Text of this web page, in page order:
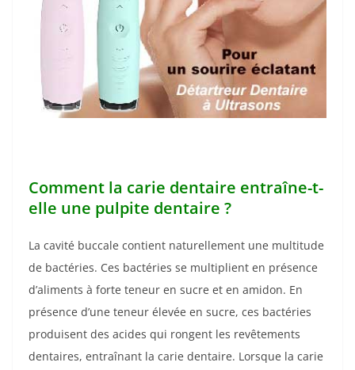
Comment la carie dentaire entraîne-t-
elle une pulpite dentaire ?
La cavité buccale contient naturellement une multitude
de bactéries. Ces bactéries se multiplient en présence
d’aliments à forte teneur en sucre et en amidon. En
présence d’une teneur élevée en sucre, ces bactéries
produisent des acides qui rongent les revêtements
dentaires, entraînant la carie dentaire. Lorsque la carie